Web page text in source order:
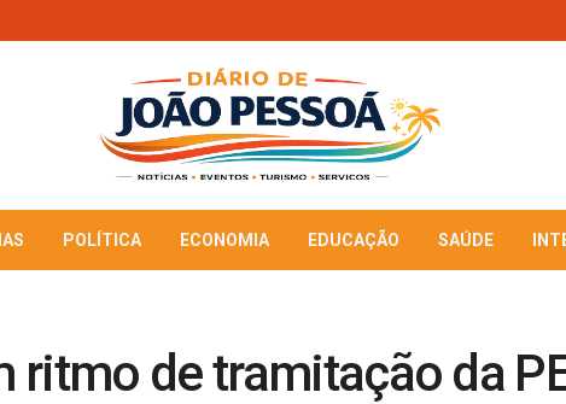
POLÍTICA ECONOMIA EDUCAÇÃO SAÚDE
ritmo de tramitação da